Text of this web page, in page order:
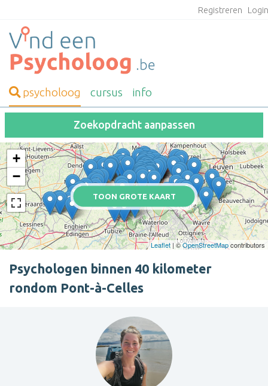
Registreren
psycholoog cursus info
Zoekopdracht aanpassen
TOON GROTE KAART
+
−
Leaflet | ©OpenStreetMapcontributors
Psychologen binnen 40 kilometer
rondom Pont-à-Celles